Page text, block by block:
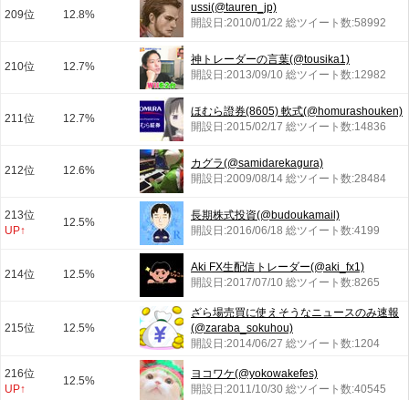
209位 12.8%
ussi(@tauren_jp)
開設日:2010/01/22 総ツイート数:58992
210位 12.7%
神トレーダーの言葉(@tousika1)
開設日:2013/09/10 総ツイート数:12982
211位 12.7%
ほむら證券(8605) 軟式(@homurashouken)
開設日:2015/02/17 総ツイート数:14836
212位 12.6%
カグラ(@samidarekagura)
開設日:2009/08/14 総ツイート数:28484
213位
UP↑
12.5%
長期株式投資(@budoukamail)
開設日:2016/06/18 総ツイート数:4199
214位 12.5%
Aki FX生配信トレーダー(@aki_fx1)
開設日:2017/07/10 総ツイート数:8265
215位 12.5%
ざら場売買に使えそうなニュースのみ速報
(@zaraba_sokuhou)
開設日:2014/06/27 総ツイート数:1204
216位
UP↑
12.5%
ヨコワケ(@yokowakefes)
開設日:2011/10/30 総ツイート数:40545